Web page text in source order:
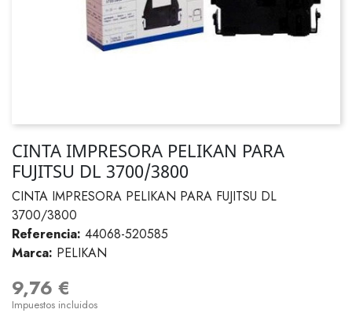
CINTA IMPRESORA PELIKAN PARA
FUJITSU DL 3700/3800
CINTA IMPRESORA PELIKAN PARA FUJITSU DL
3700/3800
Referencia: 44068-520585
Marca: PELIKAN
9,76 €
Impuestos incluidos